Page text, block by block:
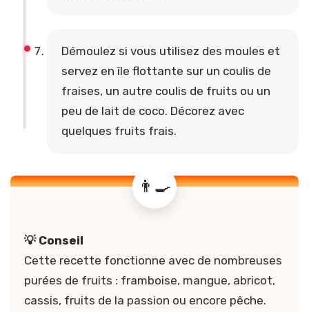
Démoulez si vous utilisez des moules et
servez en île flottante sur un coulis de
fraises, un autre coulis de fruits ou un
peu de lait de coco. Décorez avec
quelques fruits frais.
💡 Conseil
Cette recette fonctionne avec de nombreuses
purées de fruits : framboise, mangue, abricot,
cassis, fruits de la passion ou encore pêche.